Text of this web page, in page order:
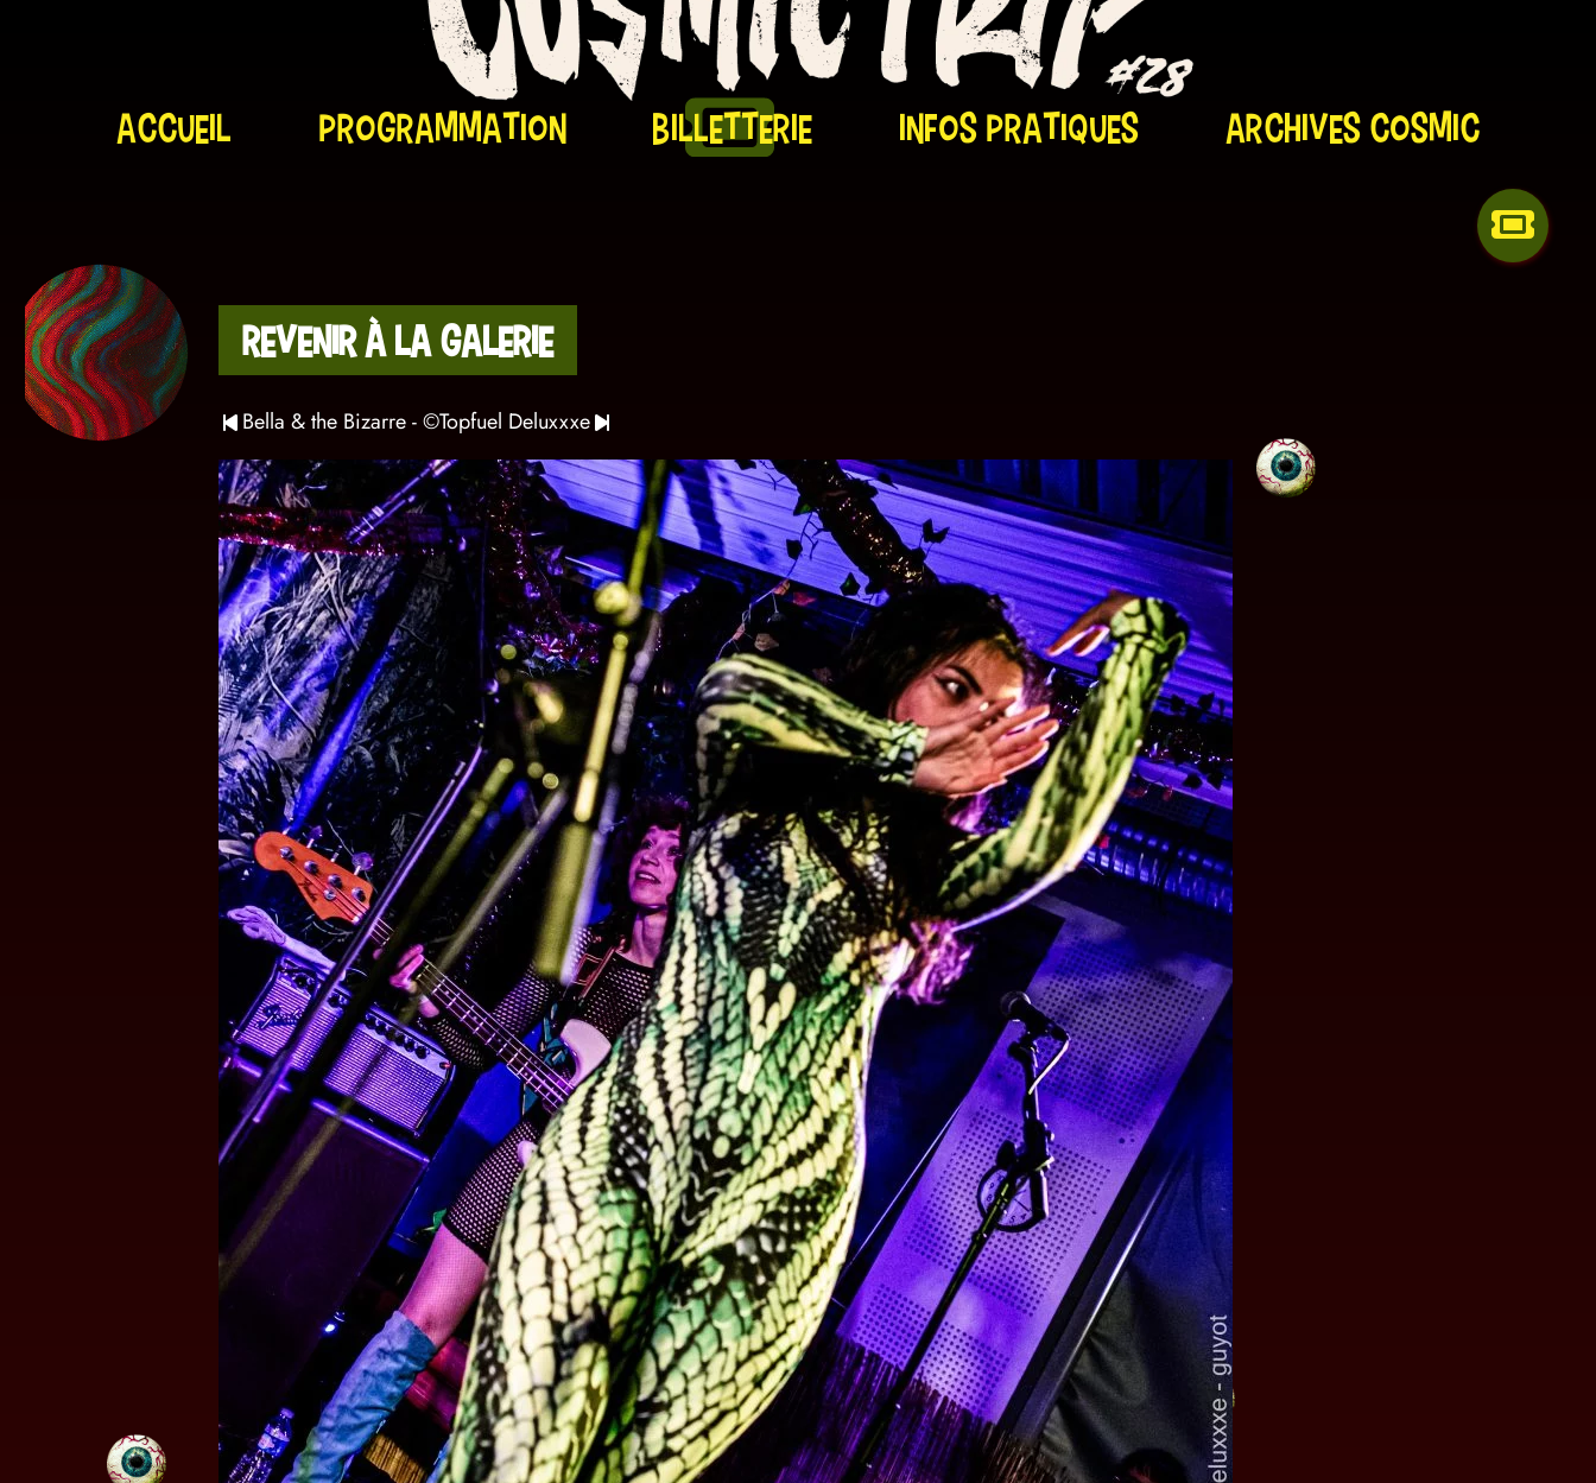
Accueil programmation billetterie infos pratiques Archives Cosmic
Revenir à la galerie
Bella & the Bizarre - ©Topfuel Deluxxxe